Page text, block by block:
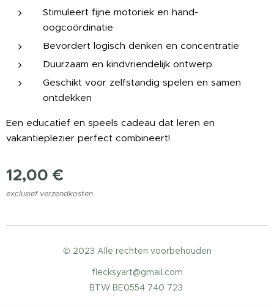
Stimuleert fijne motoriek en hand-
oogcoördinatie
Bevordert logisch denken en concentratie
Duurzaam en kindvriendelijk ontwerp
Geschikt voor zelfstandig spelen en samen
ontdekken
Een educatief en speels cadeau dat leren en
vakantieplezier perfect combineert! ☀️🏖️✈️
12,00 €
exclusief verzendkosten
© 2023 Alle rechten voorbehouden
flecksyart@gmail.com
BTW BE0554 740 723